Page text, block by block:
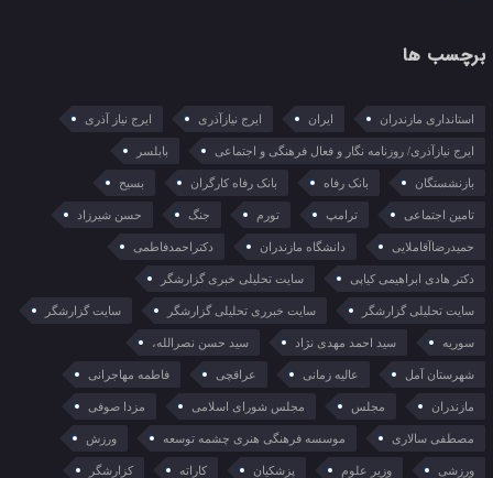
برچسب ها
استانداری مازندران ایران ایرج نیازآذری ایرج نیاز آذری
ایرج نیازآذری/ روزنامه نگار و فعال فرهنگی و اجتماعی بابلسر
بازنشستگان بانک رفاه بانک رفاه کارگران بسیح
تامین اجتماعی ترامپ تورم جنگ حسن شیرزاد
حمیدرضاآقاملایی دانشگاه مازندران دکتراحمدفاطمی
دکتر هادی ابراهیمی کیاپی سایت تحلیلی خبری گزارشگر
سایت تحلیلی گزارشگر سایت خبرری تحلیلی گزارشگر سایت گزارشگر
سوریه سید احمد مهدی نژاد سید حسن نصرالله،
شهرستان آمل عالیه زمانی عراقچی فاطمه مهاجرانی
مازندران مجلس مجلس شورای اسلامی مزدا صوفی
مصطفی سالاری موسسه فرهنگی هنری چشمه توسعه ورزش
ورزشی وزیر علوم پزشکیان کاراته کزارشگر